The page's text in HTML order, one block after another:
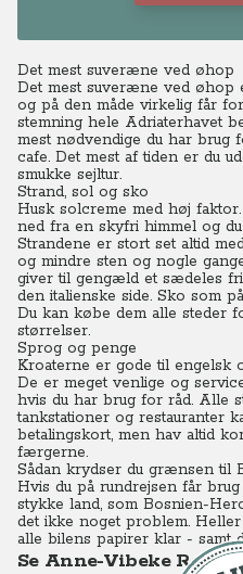
Det mest suveræne ved øhop
Det mest suveræne ved øhop
og på den måde virkelig får
stemning hele Adriaterhavet
mest nødvendige du har brug
cafe. Det mest af tiden er du
smukke sejltur.
Strand, sol og sko
Husk solcreme med høj
ned fra en skyfri himmel og
Strandene er stort set altid
og mindre sten og nogle
giver til gengæld et sædeles
den italienske side. Sko som
Du kan købe dem alle steder
størrelser.
Sprog og penge
Kroaterne er gode til engelsk
De er meget venlige og
hvis du har brug for råd. Alle
tankstationer og restauranter
betalingskort, men hav altid
færgerne.
Sådan krydser du grænsen til
Hvis du på rundrejsen får
stykke land, som Bosnien-
det ikke noget problem.
alle bilens papirer klar - samt
Se Anne-Vibeke Rejser